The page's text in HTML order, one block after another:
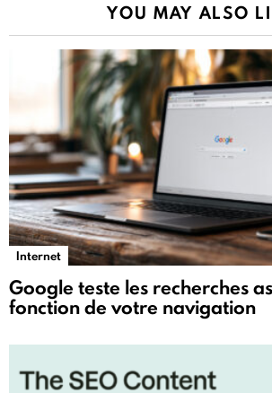
YOU MAY ALSO
Internet
Google teste les recherches
fonction de votre navigation